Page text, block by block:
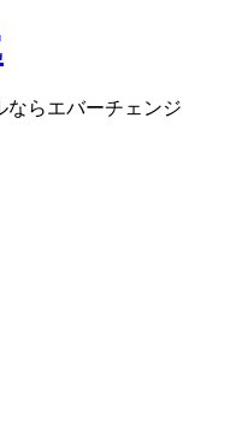
ならエバーチェンジ